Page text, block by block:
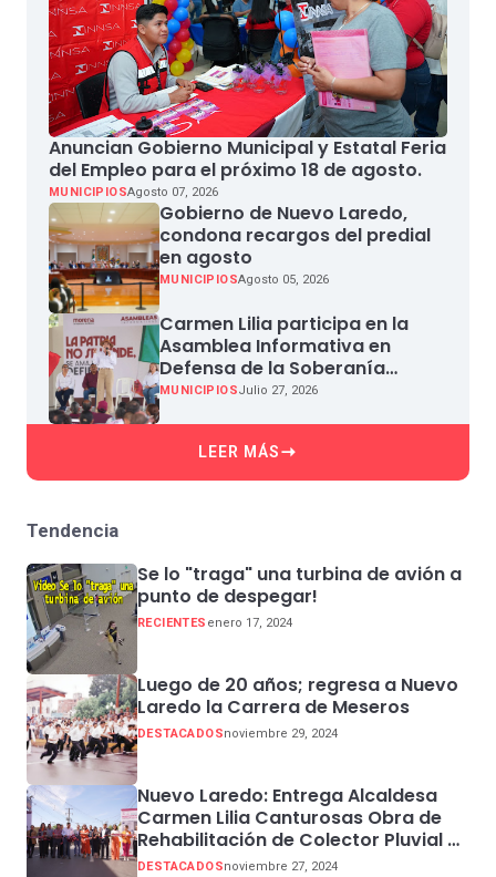
Anuncian Gobierno Municipal y Estatal Feria
del Empleo para el próximo 18 de agosto.
MUNICIPIOSAgosto 07, 2026
Gobierno de Nuevo Laredo,
condona recargos del predial
en agosto
MUNICIPIOSAgosto 05, 2026
Carmen Lilia participa en la
Asamblea Informativa en
Defensa de la Soberanía
Nacional en Miguel Aleman
MUNICIPIOSJulio 27, 2026
LEER MÁS
Tendencia
Se lo "traga" una turbina de avión a
punto de despegar!
RECIENTES enero 17, 2024
Luego de 20 años; regresa a Nuevo
Laredo la Carrera de Meseros
DESTACADOSnoviembre 29, 2024
Nuevo Laredo: Entrega Alcaldesa
Carmen Lilia Canturosas Obra de
Rehabilitación de Colector Pluvial en
Sector Centro
DESTACADOSnoviembre 27, 2024